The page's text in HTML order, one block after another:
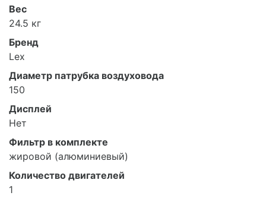
Вес
24.5 кг
Бренд
Lex
Диаметр патрубка воздуховода
150
Дисплей
Нет
Фильтр в комплекте
жировой (алюминиевый)
Количество двигателей
1